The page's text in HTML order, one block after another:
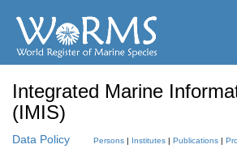
Integrated Marine
(IMIS)
Data Policy Persons | Institutes | Publications |